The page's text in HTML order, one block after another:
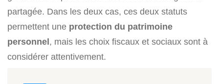
partagée. Dans les deux cas, ces deux statuts
permettent une protection du patrimoine
personnel, mais les choix fiscaux et sociaux sont à
considérer attentivement.